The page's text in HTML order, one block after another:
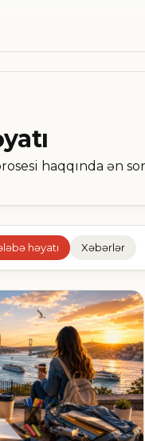
haqqında ən
həyatı Xəbərlər